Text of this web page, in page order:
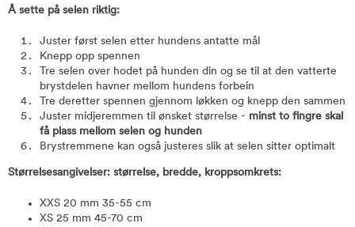
Å sette på selen riktig:
Juster først selen etter hundens antatte mål
Knepp opp spennen
Tre selen over hodet på hunden din og se til at den vatterte
brystdelen havner mellom hundens forbein
Tre deretter spennen gjennom løkken og knepp den sammen
Juster midjeremmen til ønsket størrelse - minst to fingre skal
få plass mellom selen og hunden
Brystremmene kan også justeres slik at selen sitter optimalt
Størrelsesangivelser: størrelse, bredde, kroppsomkrets:
XXS 20 mm 35-55 cm
XS 25 mm 45-70 cm